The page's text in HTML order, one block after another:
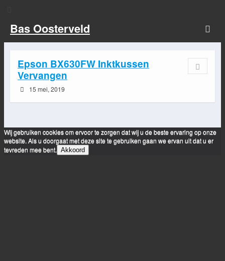
Bas Oosterveld
Epson BX630FW Inktkussen
Vervangen
15 mei, 2019
Wij gebruiken cookies om ervoor te zorgen dat wij u de beste ervaring op onze
website. Als u doorgaat met deze site te gebruiken gaan we ervan uit dat u er
tevreden mee bent. Akkoord